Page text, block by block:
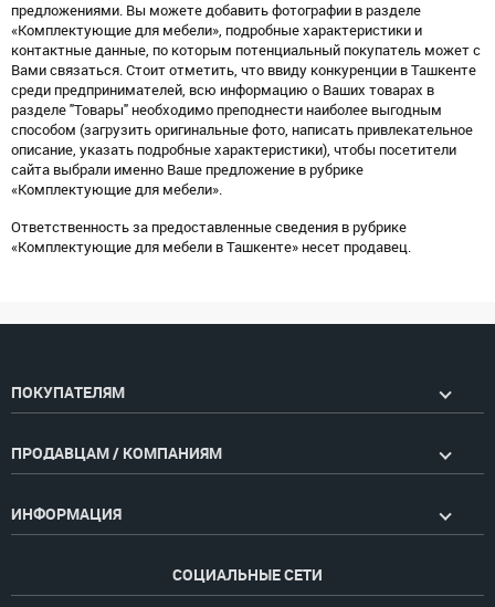
предложениями. Вы можете добавить фотографии в разделе
«Комплектующие для мебели», подробные характеристики и
контактные данные, по которым потенциальный покупатель может с
Вами связаться. Стоит отметить, что ввиду конкуренции в Ташкенте
среди предпринимателей, всю информацию о Ваших товарах в
разделе "Товары" необходимо преподнести наиболее выгодным
способом (загрузить оригинальные фото, написать привлекательное
описание, указать подробные характеристики), чтобы посетители
сайта выбрали именно Ваше предложение в рубрике
«Комплектующие для мебели».
Ответственность за предоставленные сведения в рубрике
«Комплектующие для мебели в Ташкенте» несет продавец.
ПОКУПАТЕЛЯМ
ПРОДАВЦАМ / КОМПАНИЯМ
ИНФОРМАЦИЯ
СОЦИАЛЬНЫЕ СЕТИ